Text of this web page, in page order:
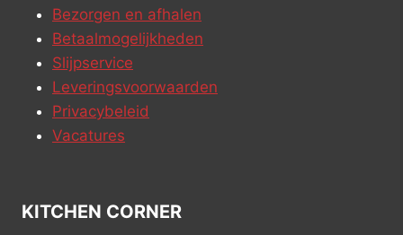
Bezorgen en afhalen
Betaalmogelijkheden
Slijpservice
Leveringsvoorwaarden
Privacybeleid
Vacatures
KITCHEN CORNER